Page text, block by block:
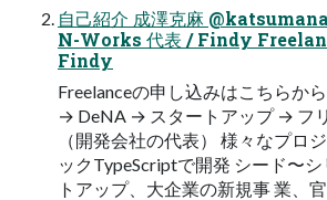
自己紹介 成澤克麻
N-Works 代表 / Findy
Findy
Freelanceの申し込みはこちらか
→ DeNA → スタートアップ → フ
（開発会社の代表） 様々なプロ
ックTypeScriptで開発 シード〜
トアップ、大企業の新規事 業、